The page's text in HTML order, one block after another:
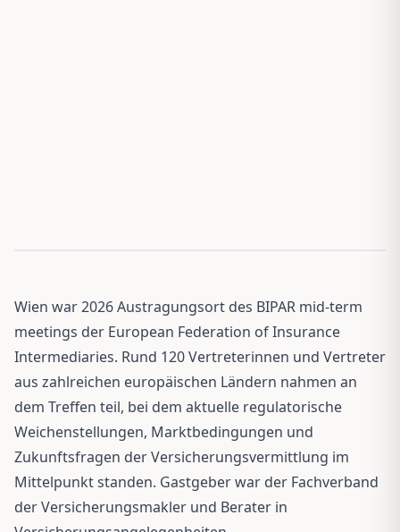
Wien war 2026 Austragungsort des BIPAR mid-term
meetings der European Federation of Insurance
Intermediaries. Rund 120 Vertreterinnen und Vertreter
aus zahlreichen europäischen Ländern nahmen an
dem Treffen teil, bei dem aktuelle regulatorische
Weichenstellungen, Marktbedingungen und
Zukunftsfragen der Versicherungsvermittlung im
Mittelpunkt standen. Gastgeber war der Fachverband
der Versicherungsmakler und Berater in